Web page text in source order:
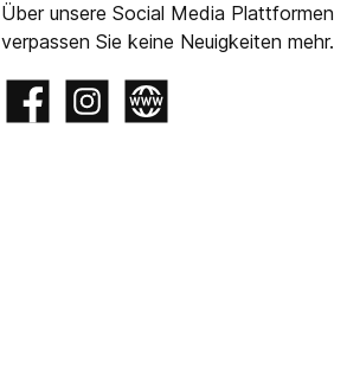
Über unsere Social Media Plattformen
verpassen Sie keine Neuigkeiten mehr.
FacebookInstagramWebsite